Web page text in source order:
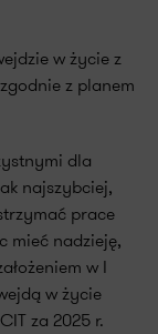
w życie z
z planem
dla
najszybciej,
prace
mieć nadzieję,
w I
w życie
za 2025 r.